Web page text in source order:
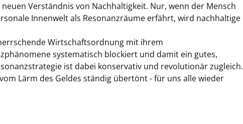
Verständnis von Nachhaltigkeit. Nur, wenn der Mensch
Innenwelt als Resonanzräume erfährt, wird nachhaltige
Wirtschaftsordnung mit ihrem
systematisch blockiert und damit ein gutes,
ist dabei konservativ und revolutionär zugleich.
Lärm des Geldes ständig übertönt - für uns alle wieder